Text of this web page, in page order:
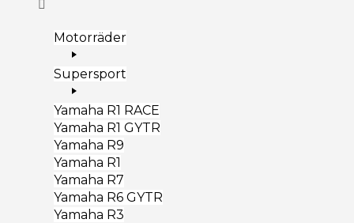
Motorräder
Supersport
Yamaha R1 RACE
Yamaha R1 GYTR
Yamaha R9
Yamaha R1
Yamaha R7
Yamaha R6 GYTR
Yamaha R3